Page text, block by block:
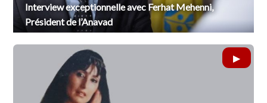
Interview exceptionnelle avec Ferhat Mehenni,
Président de l’Anavad